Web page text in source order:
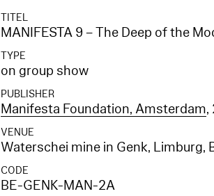
TITEL
MANIFESTA 9 – The Deep of the
TYPE
on group show
PUBLISHER
Manifesta Foundation, Amsterdam,
VENUE
Waterschei mine in Genk, Limburg,
CODE
BE-GENK-MAN-2A